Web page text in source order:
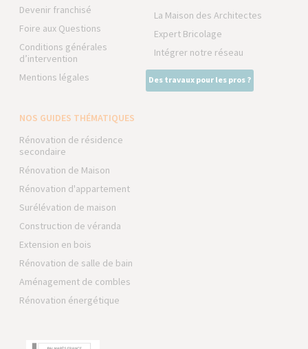
Devenir franchisé
Foire aux Questions
Conditions générales
d’intervention
Mentions légales
La Maison des Architectes
Expert Bricolage
Intégrer notre réseau
Des travaux pour les pros ?
NOS GUIDES THÉMATIQUES
Rénovation de résidence
secondaire
Rénovation de Maison
Rénovation d'appartement
Surélévation de maison
Construction de véranda
Extension en bois
Rénovation de salle de bain
Aménagement de combles
Rénovation énergétique